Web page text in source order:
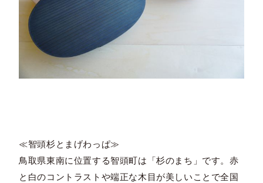
≪智頭杉とまげわっぱ≫
鳥取県東南に位置する智頭町は「杉のまち」です。赤
と白のコントラストや端正な木目が美しいことで全国